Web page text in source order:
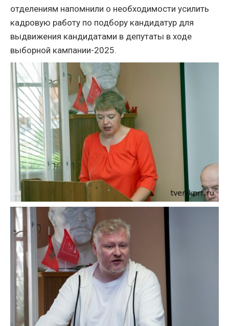
отделениям напомнили о необходимости усилить
кадровую работу по подбору кандидатур для
выдвижения кандидатами в депутаты в ходе
выборной кампании-2025.